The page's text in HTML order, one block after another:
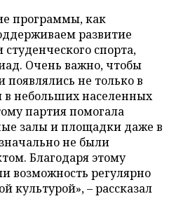
программы, как
развитие
спорта,
Очень важно, чтобы
не только в
в небольших населенных
партия помогала
залы и площадки даже в
не были
Благодаря этому
возможность регулярно
культурой», – рассказал